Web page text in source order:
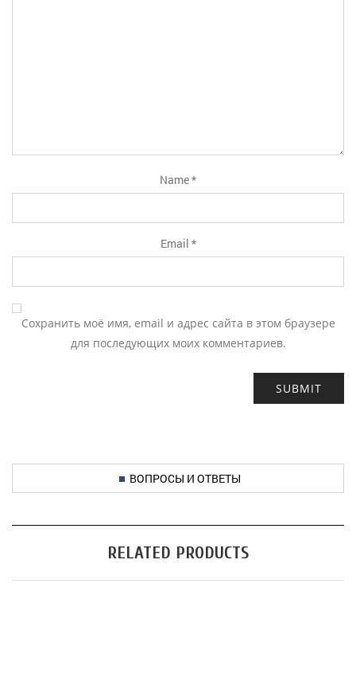
Name*
Email *
Сохранить моё имя, email и адрес сайта в этом браузере
для последующих моих комментариев.
ВОПРОСЫ И ОТВЕТЫ
RELATED PRODUCTS